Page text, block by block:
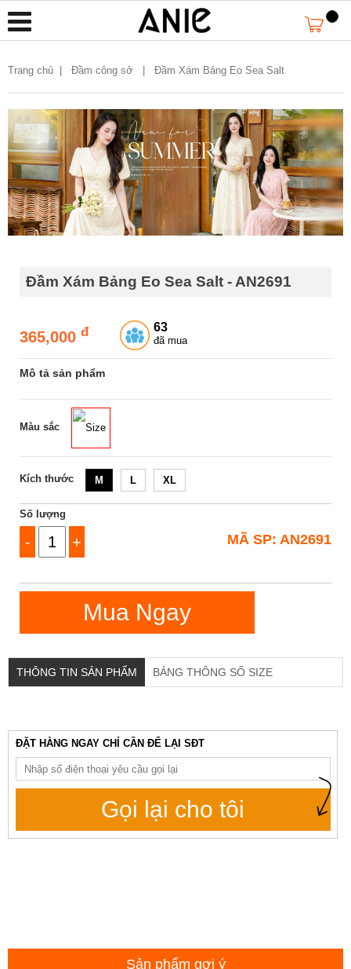
Trang chủ Đầm công sở | Đầm Xám Bảng Eo Sea Salt
Đầm Xám Bảng Eo Sea Salt - AN2691
365,000 đ 63
đã mua
Mô tả sản phẩm
Màu sắc Size
Kích thước M L XL
Số lượng
- + MÃ SP: AN2691
Mua Ngay
THÔNG TIN SẢN PHẨM BẢNG THÔNG SỐ SIZE
ĐẶT HÀNG NGAY CHỈ CẦN ĐỂ LẠI SĐT
Gọi lại cho tôi
Sản phẩm gợi ý